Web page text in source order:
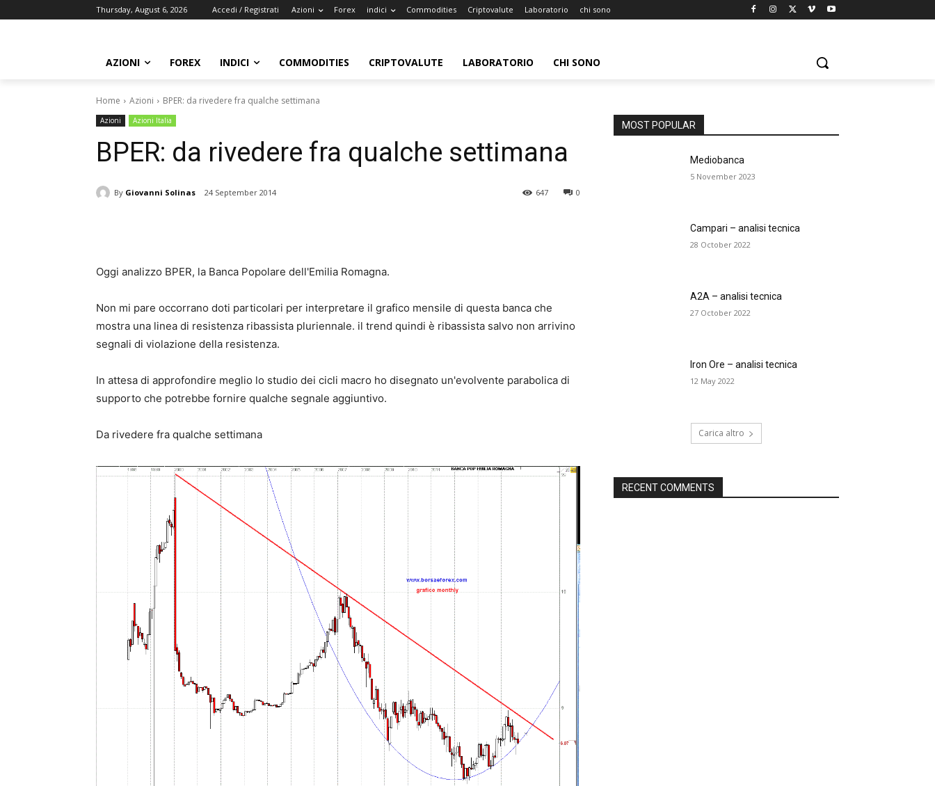
Thursday, August 6, 2026 Accedi / Registrati Azioni Forex indici Commodities Criptovalute Laboratorio chi sono
AZIONI FOREX INDICI COMMODITIES CRIPTOVALUTE LABORATORIO CHI SONO
Home Azioni BPER: da rivedere fra qualche settimana
Azioni Azioni Italia
BPER: da rivedere fra qualche settimana
By Giovanni Solinas 24 September 2014 0
647
Oggi analizzo BPER, la Banca Popolare dell'Emilia Romagna.
Non mi pare occorrano doti particolari per interpretare il grafico mensile di questa banca che
mostra una linea di resistenza ribassista pluriennale. il trend quindi è ribassista salvo non arrivino
segnali di violazione della resistenza.
In attesa di approfondire meglio lo studio dei cicli macro ho disegnato un'evolvente parabolica di
supporto che potrebbe fornire qualche segnale aggiuntivo.
Da rivedere fra qualche settimana
MOST POPULAR
Mediobanca
5 November 2023
Campari – analisi tecnica
28 October 2022
A2A – analisi tecnica
27 October 2022
Iron Ore – analisi tecnica
12 May 2022
Carica altro
RECENT COMMENTS